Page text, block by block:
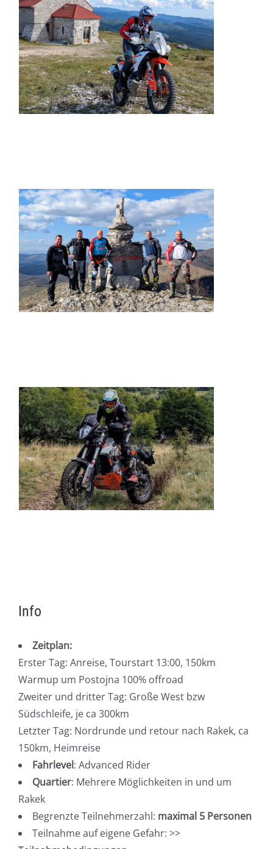
Info
Zeitplan:
Erster Tag: Anreise, Tourstart 13:00, 150km
Warmup um Postojna 100% offroad
Zweiter und dritter Tag: Große West bzw
Südschleife, je ca 300km
Letzter Tag: Nordrunde und retour nach Rakek, ca
150km, Heimreise
Fahrlevel: Advanced Rider
Quartier: Mehrere Möglichkeiten in und um
Rakek
Begrenzte Teilnehmerzahl: maximal 5 Personen
Teilnahme auf eigene Gefahr: >>